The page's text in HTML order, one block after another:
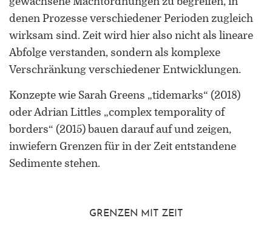
Forschung zu Raum-, Identitäts-,
Praxis-, Grenztheorien und
vergrenzten Lebenswelten
Arbeitsgruppen „Cultural Border
Studies” (KWG), „Bordertextures”
(UniGR-CBS) und „LABOR SwissLux“
Gutachter für internationale
Fachzeitschriften und
„Border Studies. Cultures, Spaces,
denen Prozesse verschiedener Perioden zugleich
wirksam sind. Zeit wird hier also nicht als lineare
Abfolge verstanden, sondern als komplexe
Verschränkung verschiedener Entwicklungen.
Konzepte wie Sarah Greens „tidemarks“ (2018)
oder Adrian Littles „complex temporality of
borders“ (2015) bauen darauf auf und zeigen,
inwiefern Grenzen für in der Zeit entstandene
Sedimente stehen.
GRENZEN MIT ZEIT